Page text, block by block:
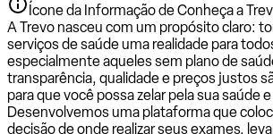
Ícone da Informação de Conheça a
A Trevo nasceu com um propósito claro:
serviços de saúde uma realidade para
especialmente aqueles sem plano de
transparência, qualidade e preços justos
para que você possa zelar pela sua saúde
Desenvolvemos uma plataforma que
decisão de onde realizar seus exames,